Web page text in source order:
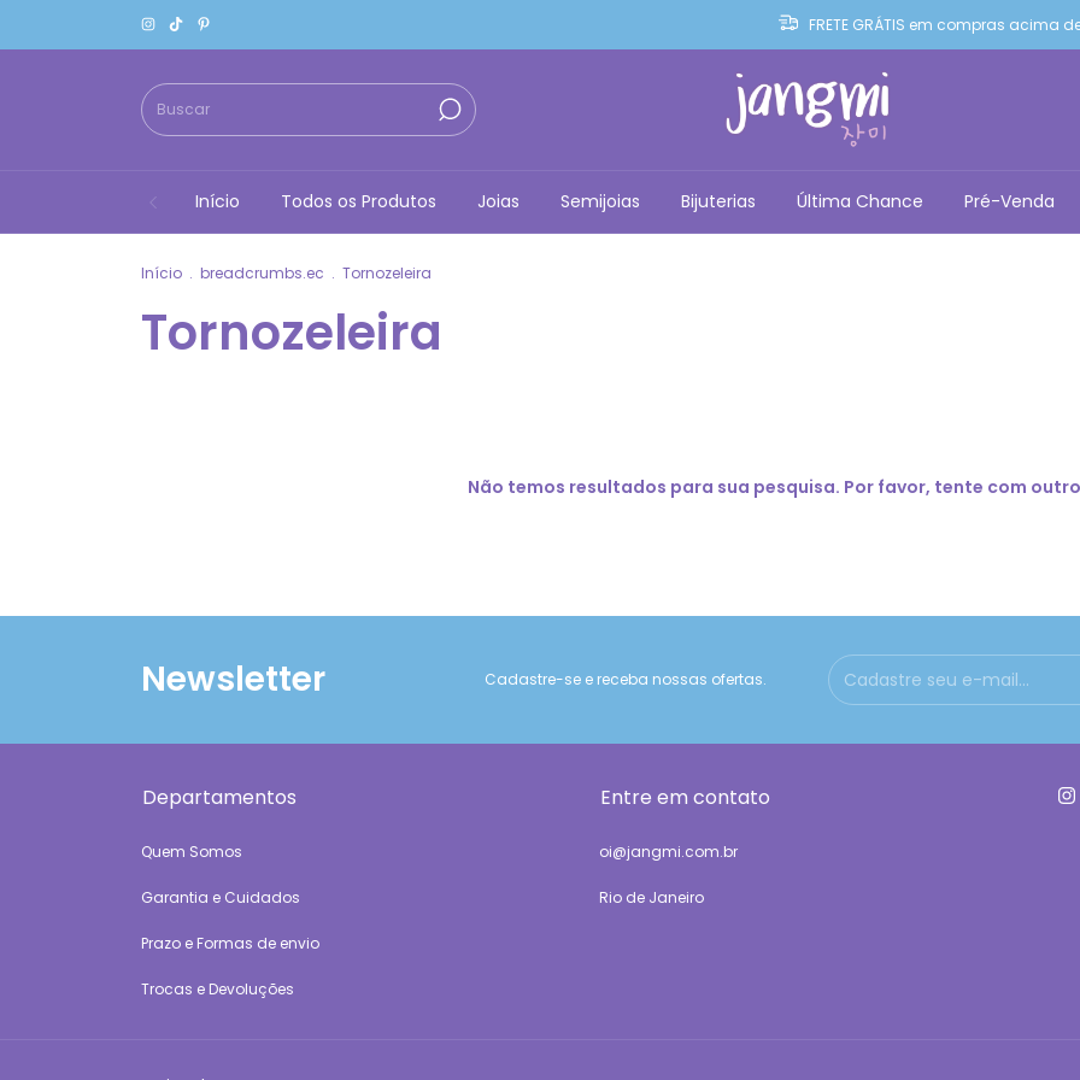
FRETE GRÁTIS em compras acima
Início Todos os Produtos Joias Semijoias Bijuterias Última Chance Pré-Venda
Início . breadcrumbs.ec . Tornozeleira
Tornozeleira
Não temos resultados para sua pesquisa. Por favor, tente com
Newsletter Cadastre-se e receba nossas ofertas.
Departamentos
Quem Somos
Garantia e Cuidados
Prazo e Formas de envio
Trocas e Devoluções
Entre em contato
oi@jangmi.com.br
Rio de Janeiro